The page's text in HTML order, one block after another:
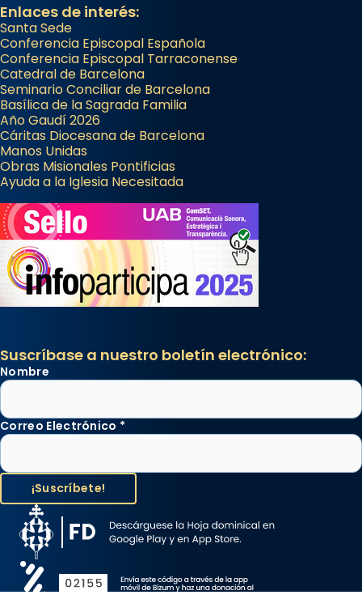
Enlaces de interés:
Santa Sede
Conferencia Episcopal Española
Conferencia Episcopal Tarraconense
Catedral de Barcelona
Seminario Conciliar de Barcelona
Basílica de la Sagrada Familia
Año Gaudí 2026
Cáritas Diocesana de Barcelona
Manos Unidas
Obras Misionales Pontificias
Ayuda a la Iglesia Necesitada
Suscríbase a nuestro boletín electrónico:
Nombre
Correo Electrónico *